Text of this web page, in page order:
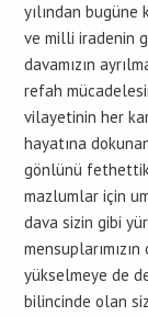
yılından bugüne
ve milli iradenin
davamızın
refah
vilayetinin her
hayatına
gönlünü
mazlumlar için
dava sizin gibi
yükselmeye de
bilincinde olan